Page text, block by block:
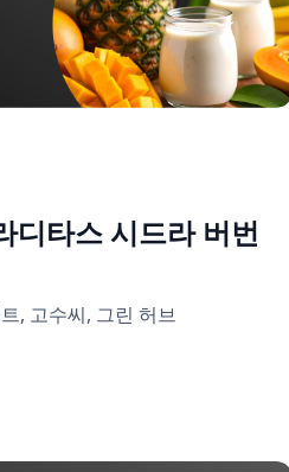
디타스 시드라 버번
, 고수씨, 그린 허브